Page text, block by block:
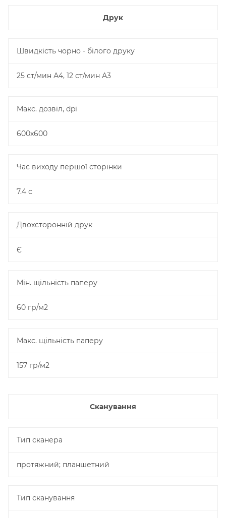
Друк
Швидкість чорно - білого друку
25 ст/мин А4, 12 ст/мин А3
Макс. дозвіл, dpi
600х600
Час виходу першої сторінки
7.4 с
Двохсторонній друк
Є
Мін. щільність паперу
60 гр/м2
Макс. щільність паперу
157 гр/м2
Сканування
Тип сканера
протяжний; планшетний
Тип сканування